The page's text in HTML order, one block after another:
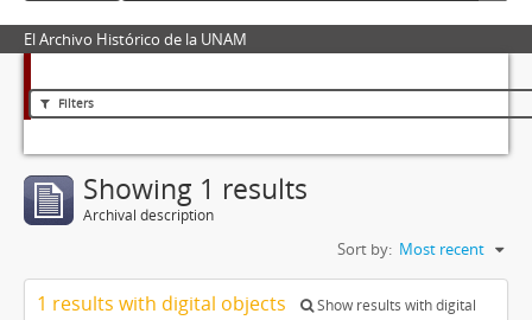
El Archivo Histórico de la UNAM
Filters
Showing 1 results
Archival description
Sort by: Most recent
1 results with digital objects
Show results with digital